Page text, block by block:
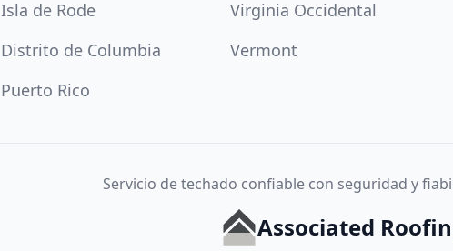
Isla de Rode Virginia Occidental
Distrito de Columbia Vermont
Puerto Rico
Servicio de techado confiable con seguridad y
Associated